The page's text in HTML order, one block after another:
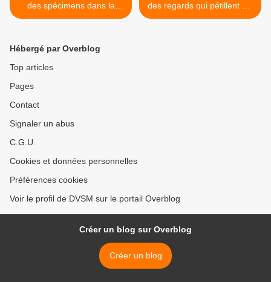
des spécimens dans la
nature, et ils sont utilisés.
des regards qui pétillent est
là. Merci de ne pas gâcher
Hébergé par Overblog
Top articles
Pages
Contact
Signaler un abus
C.G.U.
Cookies et données personnelles
Préférences cookies
Voir le profil de DVSM sur le portail Overblog
Créer un blog sur Overblog
Créer un blog